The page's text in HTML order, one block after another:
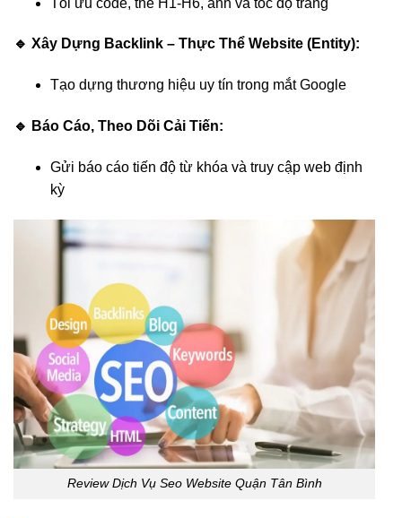
🔹 Xây Dựng Backlink – Thực Thể Website (Entity):
Tạo dựng thương hiệu uy tín trong mắt Google
🔹 Báo Cáo, Theo Dõi Cải Tiến:
Gửi báo cáo tiến độ từ khóa và truy cập web định
kỳ
Review Dịch Vụ Seo Website Quận Tân Bình